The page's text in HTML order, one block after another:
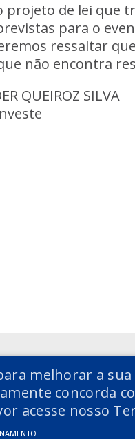
projeto de lei que
para o
ressaltar
não encontra
QUEIROZ SILVA
melhorar a
concorda
acesse nosso